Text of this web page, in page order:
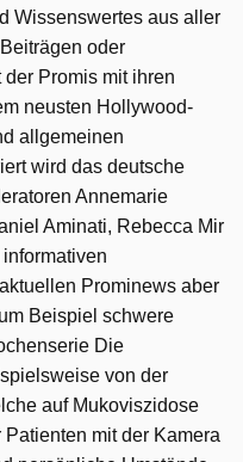
Wissenswertes aus aller
oder
Promis mit ihren
neusten Hollywood-
allgemeinen
wird das deutsche
Annemarie
Aminati, Rebecca Mir
Prominews aber
Beispiel schwere
Die
von der
auf Mukoviszidose
mit der Kamera